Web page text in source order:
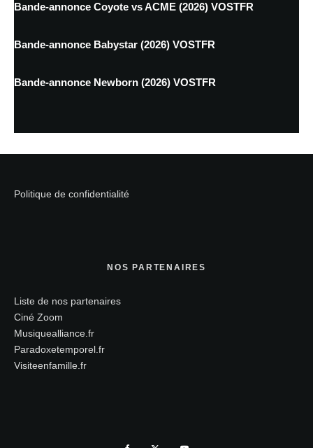
Bande-annonce Coyote vs ACME (2026) VOSTFR
Bande-annonce Babystar (2026) VOSTFR
Bande-annonce Newborn (2026) VOSTFR
Politique de confidentialité
NOS PARTENAIRES
Liste de nos partenaires
Ciné Zoom
Musiquealliance.fr
Paradoxetemporel.fr
Visiteenfamille.fr